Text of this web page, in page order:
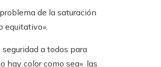
de la saturación
equitativo».
a todos para
hay color como sea». las